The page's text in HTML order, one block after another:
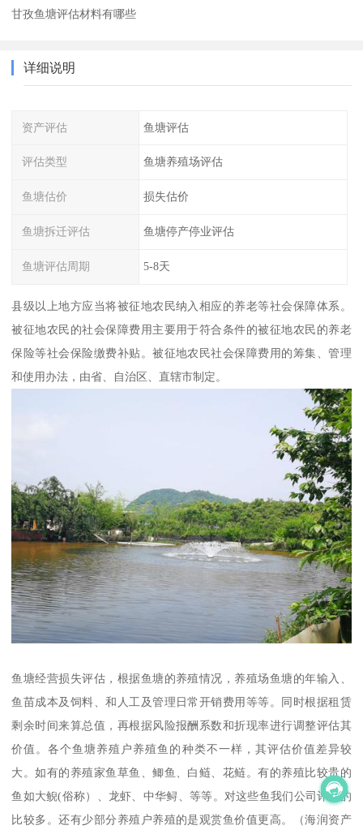
甘孜鱼塘评估材料有哪些
详细说明
资产评估 鱼塘评估
评估类型 鱼塘养殖场评估
鱼塘估价 损失估价
鱼塘拆迁评估 鱼塘停产停业评估
鱼塘评估周期 5-8天
县级以上地方应当将被征地农民纳入相应的养老等社会保障体系。
被征地农民的社会保障费用主要用于符合条件的被征地农民的养老
保险等社会保险缴费补贴。被征地农民社会保障费用的筹集、管理
和使用办法，由省、自治区、直辖市制定。
鱼塘经营损失评估，根据鱼塘的养殖情况，养殖场鱼塘的年输入、
鱼苗成本及饲料、和人工及管理日常开销费用等等。同时根据租赁
剩余时间来算总值，再根据风险报酬系数和折现率进行调整评估其
价值。各个鱼塘养殖户养殖鱼的种类不一样，其评估价值差异较
大。如有的养殖家鱼草鱼、鲫鱼、白鲢、花鲢。有的养殖比较贵的
鱼如大鲵(俗称）、龙虾、中华鲟、等等。对这些鱼我们公司评估的
比较多。还有少部分养殖户养殖的是观赏鱼价值更高。（海润资产